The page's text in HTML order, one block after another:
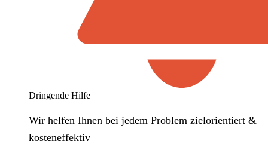
Dringende Hilfe
Wir helfen Ihnen bei jedem Problem zielorientiert &
kosteneffektiv